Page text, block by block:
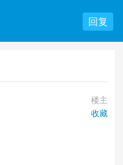
回复
楼主
收藏